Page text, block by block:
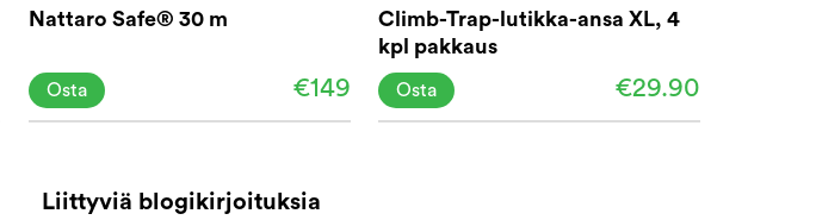
Nattaro Safe® 30 m
€149
Osta
Climb-Trap-lutikka-ansa XL, 4
kpl pakkaus
€29.90
Osta
Liittyviä blogikirjoituksia